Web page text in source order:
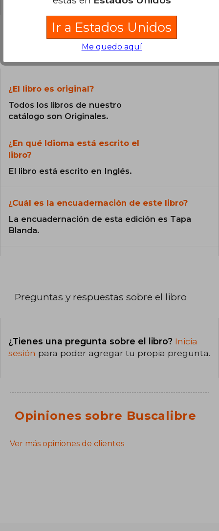
Preguntas frecuentes sobre el libro
¿El libro es original?
Todos los libros de nuestro
catálogo son Originales.
¿En qué Idioma está escrito el
libro?
El libro está escrito en Inglés.
¿Cuál es la encuadernación de este libro?
La encuadernación de esta edición es Tapa
Blanda.
Preguntas y respuestas sobre el libro
¿Tienes una pregunta sobre el libro? Inicia
sesión para poder agregar tu propia pregunta.
Opiniones sobre Buscalibre
Ver más opiniones de clientes
Ir a Estados Unidos
Me quedo aquí